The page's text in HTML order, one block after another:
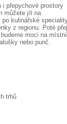
přepychové prostory
můžete jít na
kulinářské
z regionu. Poté
moci na
nebo punč.
trhů